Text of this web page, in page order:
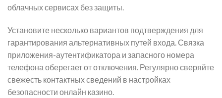
облачных сервисах без защиты.
Установите несколько вариантов подтверждения для
гарантирования альтернативных путей входа. Связка
приложения-аутентификатора и запасного номера
телефона оберегает от отключения. Регулярно сверяйте
свежесть контактных сведений в настройках
безопасности онлайн казино.